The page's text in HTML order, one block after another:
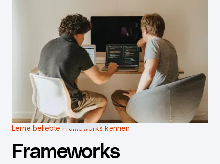
Lerne beliebte Frameworks kennen
Frameworks